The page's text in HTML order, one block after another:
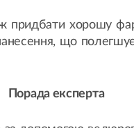
хорошу
що
Порада експерта